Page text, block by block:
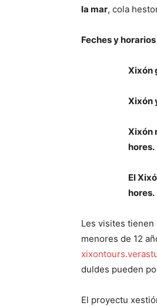
la mar, cola
Feches y
Xixón
Xixón
Xixón
hores.
El
hores.
Les visites tienen
menores de 12
duldes pueden
El proyectu